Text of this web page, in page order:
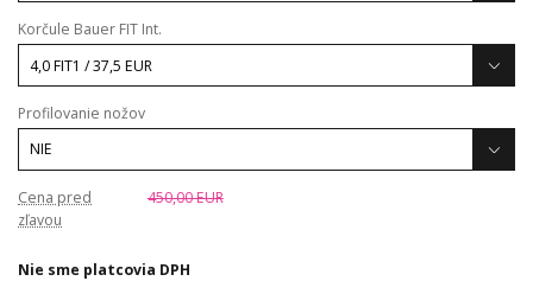
Korčule Bauer FIT Int.
Profilovanie nožov
Cena pred
zľavou
450,00 EUR
Nie sme platcovia DPH